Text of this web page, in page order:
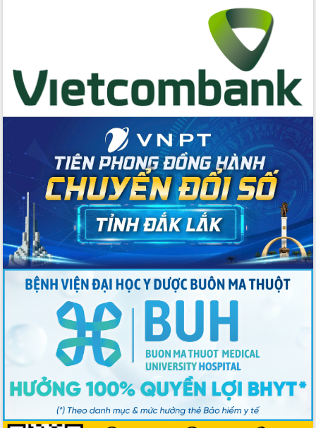
công tác bầu cử tỉnh Đắk Lắk
Hội nghị UBND tỉnh thường kỳ tháng
10 năm 2025
Kỳ họp chuyên đề lần thứ Ba, HĐND
Bí thư Tỉnh ủy Lương Nguyễn Minh
Triết kiểm tra việc thực hiện chống
khai thác IUU
Hội thảo chuyên đề “Hành trình xuất
khẩu nông sản Việt Nam qua thương
mại điện tử cùng Amazon”
Đại hội Thi đua yêu nước tỉnh Đắk Lắk
lần thứ I (2025-2030)
Đồng chí Lương Nguyễn Minh Triết
được chỉ định làm Bí thư Tỉnh ủy Đắk
Lắk nhiệm kỳ 2025 – 2030
Tập trung triển khai các giải pháp sản
xuất nông nghiệp bền vững, phát thải
Tọa đàm kỷ niệm 95 năm Ngày thành
lập Hội Liên hiệp Phụ nữ Việt Nam
Đắk Lắk tổ chức Ngày hội Chuyển đổi
số với chủ đề: “Công nghệ số - kiến